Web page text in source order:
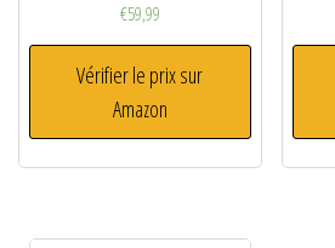
€59,99
Vérifier le prix sur
Amazon